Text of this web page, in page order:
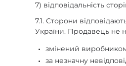
7) відповідальність
7.1. Сторони
України. Продавець не
змінений
за незначну